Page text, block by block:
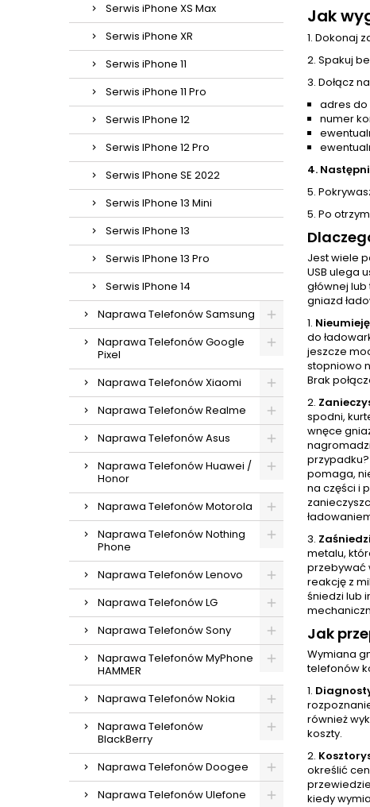
Serwis iPhone XS Max
Serwis iPhone XR
Serwis iPhone 11
Serwis iPhone 11 Pro
Serwis IPhone 12
Serwis IPhone 12 Pro
Serwis IPhone SE 2022
Serwis IPhone 13 Mini
Serwis IPhone 13
Serwis IPhone 13 Pro
Serwis IPhone 14
Naprawa Telefonów Samsung
Naprawa Telefonów Google
Pixel
Naprawa Telefonów Xiaomi
Naprawa Telefonów Realme
Naprawa Telefonów Asus
Naprawa Telefonów Huawei /
Honor
Naprawa Telefonów Motorola
Naprawa Telefonów Nothing
Phone
Naprawa Telefonów Lenovo
Naprawa Telefonów LG
Naprawa Telefonów Sony
Naprawa Telefonów MyPhone
HAMMER
Naprawa Telefonów Nokia
Naprawa Telefonów
BlackBerry
Naprawa Telefonów Doogee
Naprawa Telefonów Ulefone
Jak
1. Dokonaj
2. Spakuj
3. Dołącz
adres do
numer
4.
5.
5. Po
Jest wiele
USB ulega
głównej
gniazd
1.
do
jeszcze
stopniowo
Brak
2.
spodni,
wnęce
pomaga,
na części i
3.
metalu,
przebywać
reakcję z
śniedzi lub
Jak
Wymiana
telefonów
1.
również
koszty.
2.
określić
kiedy